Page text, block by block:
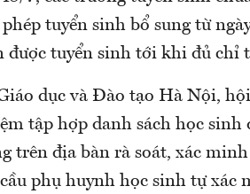
tuyển sinh bổ sung từ
được tuyển sinh tới khi đủ chỉ
dục và Đào tạo Hà Nội,
tập hợp danh sách học sinh
trên địa bàn rà soát, xác
cầu phụ huynh học sinh tự